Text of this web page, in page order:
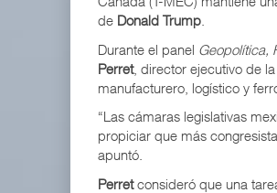
de Donald Trump
Durante el panel Geopolítica,
Perret, director ejecutivo de
manufacturero, logístico y
“Las cámaras legislativas
propiciar que más
apuntó.
Perretconsideró que una